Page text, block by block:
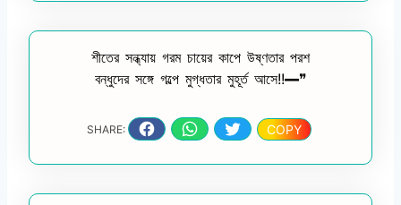
শীতের সন্ধ্যায় গরম চায়ের কাপে উষ্ণতার পরশ
বন্ধুদের সঙ্গে গল্পে মুগ্ধতার মুহূর্ত আসে!!━❞
SHARE: COPY